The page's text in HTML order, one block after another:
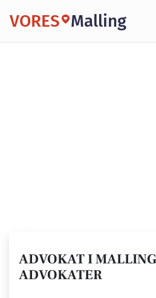
VORES Malling
ADVOKAT I
ADVOKATER